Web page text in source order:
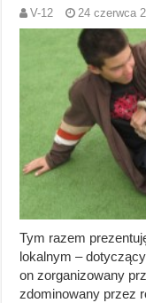
V-12 24 czerwca
Tym razem
lokalnym –
on zorganizowany
zdominowany przez